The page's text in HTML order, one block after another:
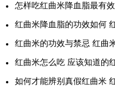
怎样吃红曲米降血脂最有
红曲米降血脂的功效如何
红曲米的功效与禁忌 红曲
红曲米怎么吃 应该知道的
如何才能辨别真假红曲米